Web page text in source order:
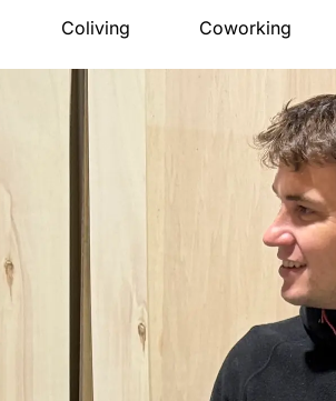
Coliving
Présentation
La maison
Espace nuit
Activités
Tarifs
FAQ
Coworking
Présentation
Salle de réunion
Évènements pro
Réserver